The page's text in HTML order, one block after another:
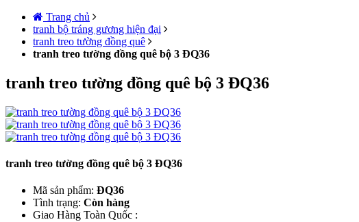
Trang chủ
tranh bộ tráng gương hiện đại
tranh treo tường đồng quê
tranh treo tường đồng quê bộ 3 ĐQ36
tranh treo tường đồng quê bộ 3 ĐQ36
tranh treo tường đồng quê bộ 3 ĐQ36
Mã sản phẩm: ĐQ36
Tình trạng: Còn hàng
Giao Hàng Toàn Quốc :